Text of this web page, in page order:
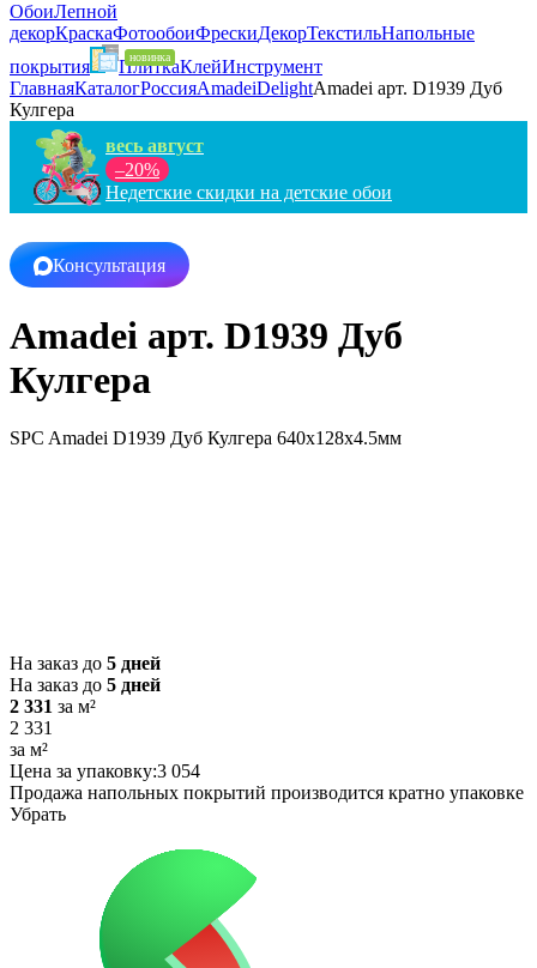
ОбоиЛепной
декорКраскаФотообоиФрескиДекорТекстильНапольные
покрытия
ПлиткаКлейИнструмент
ГлавнаяКаталогРоссияAmadeiDelightAmadei арт. D1939 Дуб
Кулгера
весь август
–20%
Недетские скидки на детские обои
Консультация
Amadei арт. D1939 Дуб
Кулгера
SPC Amadei D1939 Дуб Кулгера 640x128x4.5мм
На заказ до 5 дней
На заказ до 5 дней
2 331 за м²
2 331
за м²
Цена за упаковку:3 054
Продажа напольных покрытий производится кратно упаковке
Убрать